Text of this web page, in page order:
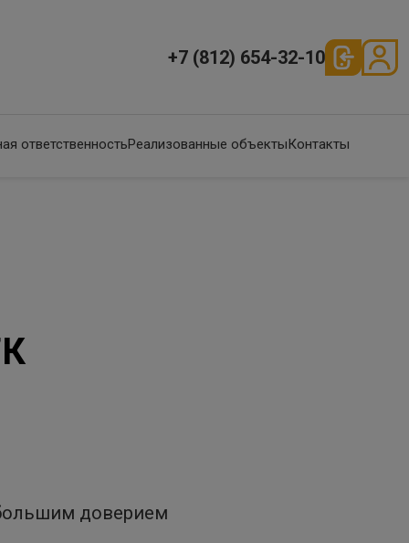
+7 (812) 654-32-10
ответственностьРеализованные объектыКонтакты
доверием